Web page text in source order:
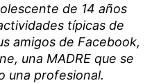
de 14 años
típicas de
amigos de Facebook,
una MADRE que se
una profesional.